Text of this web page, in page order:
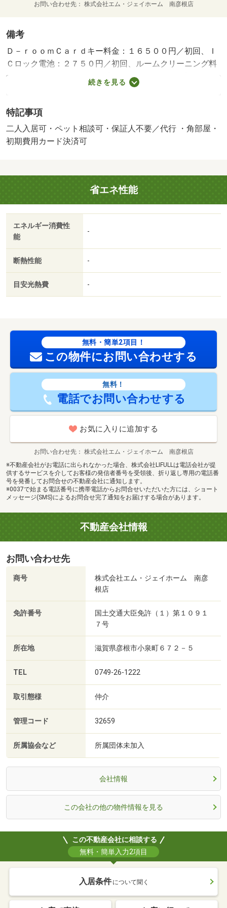
お問い合わせ先 株式会社エム・ジェイホーム 南彦根店
備考
Ｄ－ｒｏｏｍＣａｒｄキー料金：１６５００円／初回、Ｉ
Ｃロック電池：２７５０円／初回、ルームクリーニング料
金：７１５００円／初回 【設備・特記事項備考】セキュ
リティ会社加入済み 【駐車場備考】普通縦列９，９０
態:巡回
続きを見る
特記事項
二人入居可・ペット相談可・保証人不要／代行 ・角部屋・
初期費用カード決済可
省エネ性能
エネルギー消費性
能
-
断熱性能 -
目安光熱費 -
無料・簡単2項目！
この物件にお問い合わせする
無料！
電話でお問い合わせする
お気に入りに追加する
お問い合わせ先
株式会社エム・ジェイホーム 南彦根店
※不動産会社がお電話に出られなかった場合、株式会社LIFULLは電話会社が提
供するサービスを介してお客様の発信者番号を受領後、折り返し専用の電話番
号を発番してお問合せの不動産会社に通知します。
※0037で始まる電話番号に携帯電話からお問合せいただいた方には、ショート
メッセージ(SMS)によるお問合せ完了通知をお届けする場合があります。
不動産会社情報
お問い合わせ先
商号
株式会社エム・ジェイホーム 南彦
根店
免許番号
国土交通大臣免許（１）第１０９１
７号
所在地 滋賀県彦根市小泉町６７２－５
TEL 0749-26-1222
取引態様 仲介
管理コード 32659
所属協会など 所属団体未加入
会社情報
この会社の他の物件情報を見る
この不動産会社に相談する
無料・簡単入力2項目
入居条件 について聞く